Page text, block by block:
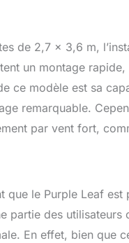
de 2,7 x 3,6 m,
un montage
ce modèle est sa
remarquable.
par vent fort,
que le Purple Leaf
partie des
En effet, bien que